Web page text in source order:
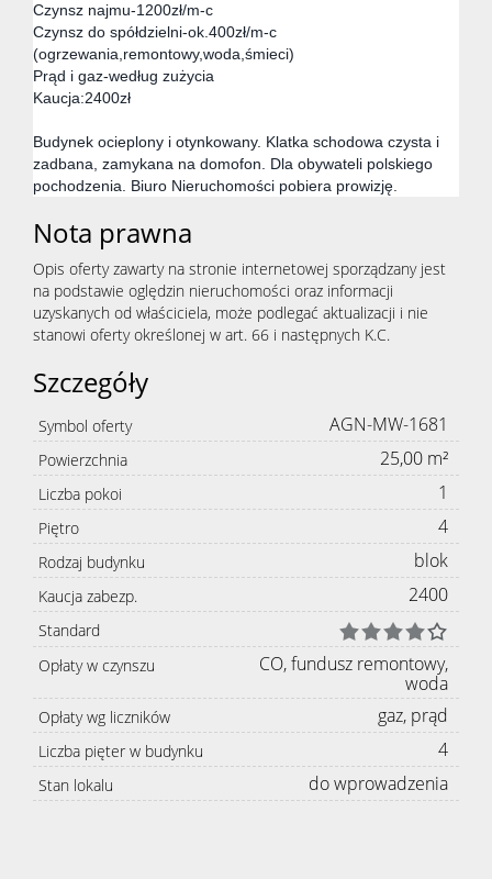
Czynsz najmu-1200zł/m-c
Czynsz do spółdzielni-ok.400zł/m-c
(ogrzewania,remontowy,woda,śmieci)
Prąd i gaz-według zużycia
Kaucja:2400zł
Budynek ocieplony i otynkowany. Klatka schodowa czysta i
zadbana, zamykana na domofon. Dla obywateli polskiego
pochodzenia. Biuro Nieruchomości pobiera prowizję.
Nota prawna
Opis oferty zawarty na stronie internetowej sporządzany jest
na podstawie oględzin nieruchomości oraz informacji
uzyskanych od właściciela, może podlegać aktualizacji i nie
stanowi oferty określonej w art. 66 i następnych K.C.
Szczegóły
Symbol oferty AGN-MW-1681
Powierzchnia 25,00 m²
Liczba pokoi 1
Piętro 4
Rodzaj budynku blok
Kaucja zabezp. 2400
Standard
Opłaty w czynszu
CO, fundusz remontowy,
woda
Opłaty wg liczników gaz, prąd
Liczba pięter w budynku 4
Stan lokalu do wprowadzenia